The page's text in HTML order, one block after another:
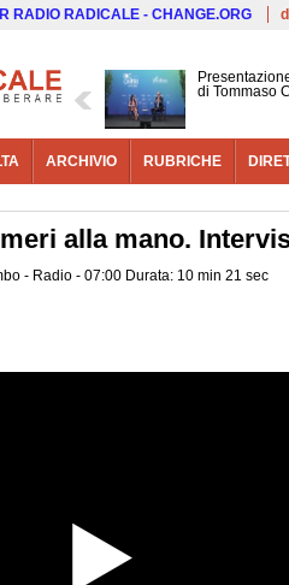
RADIO RADICALE - CHANGE.ORG
di Tommaso
ARCHIVIO RUBRICHE
alla mano.
- Radio - 07:00 Durata: 10 min 21 sec